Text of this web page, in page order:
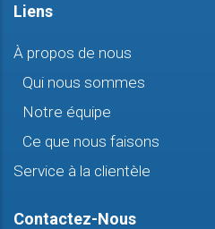
Liens
À propos de nous
Qui nous sommes
Notre équipe
Ce que nous faisons
Service à la clientèle
Contactez-Nous